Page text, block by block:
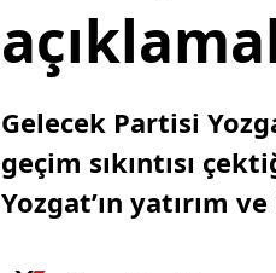
Gelecek Partisi
geçim sıkıntısı
Yozgat’ın yatırım